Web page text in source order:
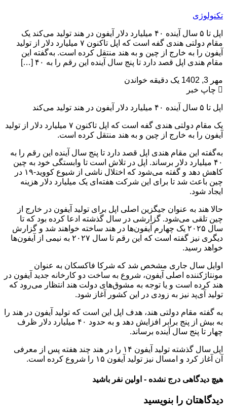
تکنولوژی
اپل تا ۵ سال آینده ۴۰ میلیارد دلار آیفون در هند تولید می‌کند یک
مقام دولتی هندی گفه است که اپل تاکنون ۷ میلیارد دلار از تولید
آیفون را به خارج از چین و به هند منتقل کرده است. به‌گفته این
مقام هندی اپل قصد دارد تا پنج سال آینده این رقم را به ۴۰ […]
مهر 3, 1402
یک دقیقه خواندن
چاپ خبر
اپل تا ۵ سال آینده ۴۰ میلیارد دلار آیفون در هند تولید می‌کند
یک مقام دولتی هندی گفه است که اپل تاکنون ۷ میلیارد دلار از تولید
آیفون را به خارج از چین و به هند منتقل کرده است.
به‌گفته این مقام هندی اپل قصد دارد تا پنج سال آینده این رقم را به
۴۰ میلیارد دلار برساند. اپل در تلاش است تا وابستگی خود به چین
کاهش دهد و گفته می‌شود که اختلال ناشی از شیوع کووید-۱۹ در
چین باعث شد تا برای این شرکت هفته‌ای یک میلیارد دلار هزینه
ایجاد شود.
حالا هند به عنوان جیگزین اصلی اپل برای تولید آیفون در خارج از
چین تلقی می‌شود. گزارشی در سال گذشته ادعا کرده بود که تا
سال ۲۰۲۵ یک چهارم آیفون‌ها در هند ساخته خواهند شد و گزارش
دیگری نیز گفته است که این رقم تا سال ۲۰۲۷ به نیمی از آیفون‌ها
خواهد رسید.
اوایل سال جاری مشخص شد که شرکا فاکسکان به عنوان
مونتاژکننده اصلی آیفون، شروع به ساخت دو کارخانه جدید آیفون در
هند کرده است و یا توجه به مشوق‌های دولت هند انتظار می‌رود که
تولید آی‌پد نیز به زودی در این کشور آغاز شود.
به گفته مقام دولتی هند، هدف اپل این است که تولید آیفون در هند را
به بیش از پنج برابر افزایش دهد و به حدود ۴۰ میلیارد دلار ظرف
چهار تا پنج سال آینده برساند.
اپل سال گذشته تولید آیفون ۱۴ را در هند چند هفته پس از معرفی
آن آغاز کرد و امسال نیز تولید آیفون ۱۵ را شروع کرده است.
هیچ دیدگاهی درج نشده - اولین نفر باشید
دیدگاهتان را بنویسید